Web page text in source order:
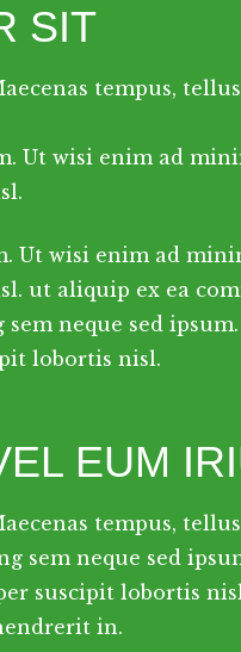
SIT
tempus,
Ut wisi enim ad
Ut wisi enim ad
ut aliquip ex ea
neque sed
lobortis nisl.
EUM
tempus,
sem neque sed
suscipit lobortis
in.